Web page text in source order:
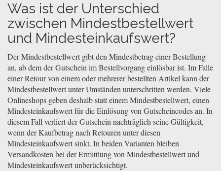
Was ist der Unterschied
zwischen Mindestbestellwert
und Mindesteinkaufswert?
Der Mindestbestellwert gibt den Mindestbetrag einer Bestellung
an, ab dem der Gutschein im Bestellvorgang einlösbar ist. Im Falle
einer Retour von einem oder mehrerer bestellten Artikel kann der
Mindestbestellwert unter Umständen unterschritten werden. Viele
Onlineshops geben deshalb statt einem Mindestbestellwert, einen
Mindesteinkaufswert für die Einlösung von Gutscheincodes an. In
diesem Fall verliert der Gutschein nachträglich seine Gültigkeit,
wenn der Kaufbetrag nach Retouren unter diesen
Mindesteinkaufswert sinkt. In beiden Varianten bleiben
Versandkosten bei der Ermittlung von Mindestbestellwert und
Mindesteinkaufswert unberücksichtigt.